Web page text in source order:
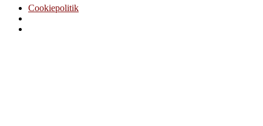
Cookiepolitik